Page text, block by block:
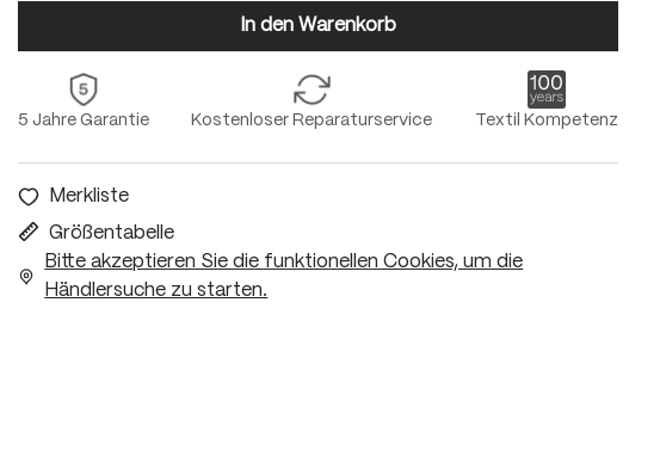
In den Warenkorb
5 Jahre Garantie Kostenloser Reparaturservice Textil Kompetenz
Merkliste
Größentabelle
Bitte akzeptieren Sie die funktionellen Cookies, um die
Händlersuche zu starten.